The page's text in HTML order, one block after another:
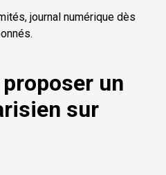
journal numérique dès
un
sur